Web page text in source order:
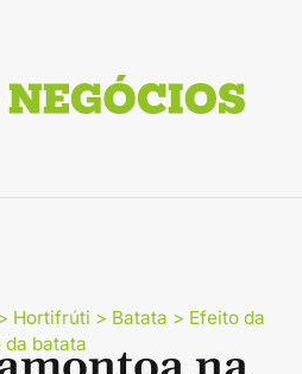
Hortifrúti > Batata > Efeito da
batata